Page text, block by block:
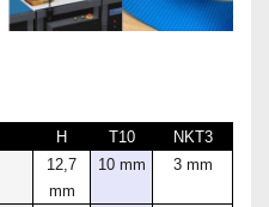
H T10
NKT3
12,7
mm
10 mm 3 mm